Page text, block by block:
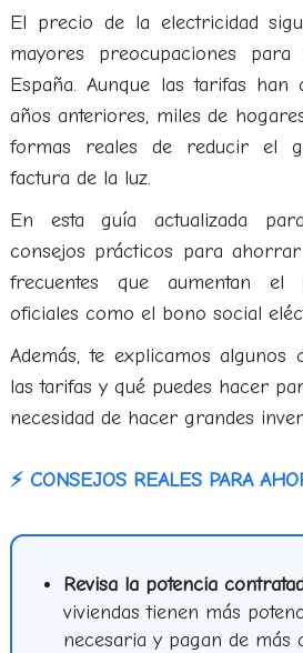
El precio de la electricidad
mayores preocupaciones
España. Aunque las tarifas han
años anteriores, miles de
formas reales de reducir el
factura de la luz.
En esta guía actualizada
consejos prácticos para
frecuentes que aumentan el
oficiales como el bono social
Además, te explicamos algunos
las tarifas y qué puedes hacer
necesidad de hacer grandes
⚡ CONSEJOS REALES PARA
Revisa la potencia
viviendas tienen más
necesaria y pagan de más